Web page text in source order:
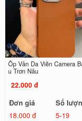
Ốp Vân Da Viền Camera
u Trơn Nâu
22.000 đ
Đơn giá
Số
18.000 đ
5-19